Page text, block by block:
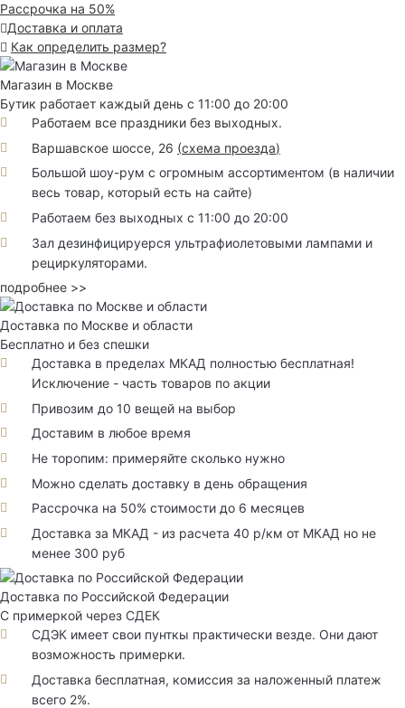
Рассрочка на 50%
Доставка и оплата
Как определить размер?
Магазин в Москве
Бутик работает каждый день с 11:00 до 20:00
Работаем все праздники без выходных.
Варшавское шоссе, 26 (схема проезда)
Большой шоу-рум с огромным ассортиментом (в наличии
весь товар, который есть на сайте)
Работаем без выходных с 11:00 до 20:00
Зал дезинфицируерся ультрафиолетовыми лампами и
рециркуляторами.
подробнее >>
Доставка по Москве и области
Бесплатно и без спешки
Доставка в пределах МКАД полностью бесплатная!
Исключение - часть товаров по акции
Привозим до 10 вещей на выбор
Доставим в любое время
Не торопим: примеряйте сколько нужно
Можно сделать доставку в день обращения
Рассрочка на 50% стоимости до 6 месяцев
Доставка за МКАД - из расчета 40 р/км от МКАД но не
менее 300 руб
Доставка по Российской Федерации
С примеркой через СДЕК
СДЭК имеет свои пунткы практически везде. Они дают
возможность примерки.
Доставка бесплатная, комиссия за наложенный платеж
всего 2%.